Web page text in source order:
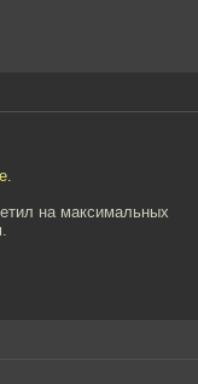
на максимальных